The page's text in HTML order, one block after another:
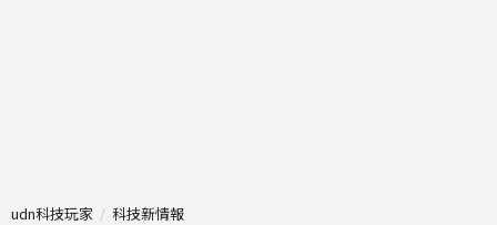
udn科技玩家 科技新情報